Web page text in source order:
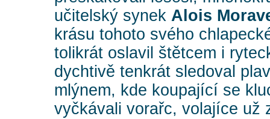
učitelský synek Alois
krásu tohoto svého
tolikrát oslavil štětcem i
dychtivě tenkrát sledoval
mlýnem, kde koupající se
vyčkávali vorařc, volajíce už